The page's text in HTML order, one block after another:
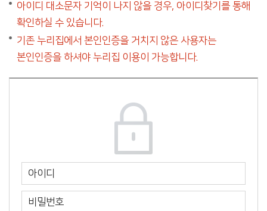
아이디 대소문자 기억이 나지 않을 경우, 아이디찾기를 통해
확인하실 수 있습니다.
기존 누리집에서 본인인증을 거치지 않은 사용자는
본인인증을 하셔야 누리집 이용이 가능합니다.